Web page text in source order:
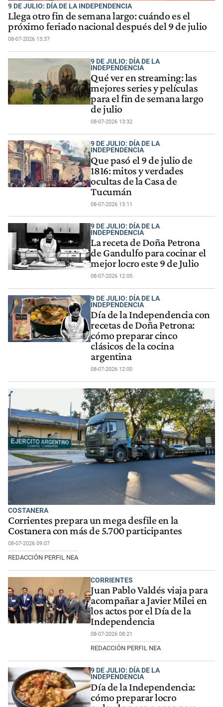
9 DE JULIO: DÍA DE LA INDEPENDENCIA
Llega otro fin de semana largo: cuándo es el
próximo feriado nacional después del 9 de julio
08-07-2026 13:37
9 DE JULIO: DÍA DE LA
INDEPENDENCIA
Qué ver en streaming: las
mejores series y películas
para el fin de semana largo
de julio
08-07-2026 13:32
9 DE JULIO: DÍA DE LA
INDEPENDENCIA
Que pasó el 9 de julio de
1816: mitos y verdades
ocultas de la Casa de
Tucumán
08-07-2026 13:11
9 DE JULIO: DÍA DE LA
INDEPENDENCIA
La receta de Doña Petrona
de Gandulfo para cocinar el
mejor locro este 9 de Julio
08-07-2026 12:05
9 DE JULIO: DÍA DE LA
INDEPENDENCIA
Día de la Independencia con
recetas de Doña Petrona:
cómo preparar cinco
clásicos de la cocina
argentina
08-07-2026 12:00
COSTANERA
Corrientes prepara un mega desfile en la
Costanera con más de 5.700 participantes
08-07-2026 09:07
REDACCIÓN PERFIL NEA
CORRIENTES
Juan Pablo Valdés viaja para
acompañar a Javier Milei en
los actos por el Día de la
Independencia
08-07-2026 08:21
REDACCIÓN PERFIL NEA
9 DE JULIO: DÍA DE LA
INDEPENDENCIA
Día de la Independencia:
cómo preparar locro